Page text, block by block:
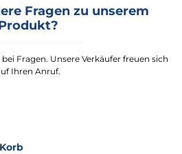
Fragen zu unserem
Fragen. Unsere Verkäufer freuen sich
Ihren Anruf.